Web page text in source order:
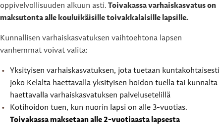
oppivelvollisuuden alkuun asti. Toivakassa varhaiskasvatus on
maksutonta alle kouluikäisille toivakkalaisille lapsille.
Kunnallisen varhaiskasvatuksen vaihtoehtona lapsen
vanhemmat voivat valita:
Yksityisen varhaiskasvatuksen, jota tuetaan kuntakohtaisesti
joko Kelalta haettavalla yksityisen hoidon tuella tai kunnalta
haettavalla varhaiskasvatuksen palvelusetelillä
Kotihoidon tuen, kun nuorin lapsi on alle 3-vuotias.
Toivakassa maksetaan alle 2-vuotiaasta lapsesta